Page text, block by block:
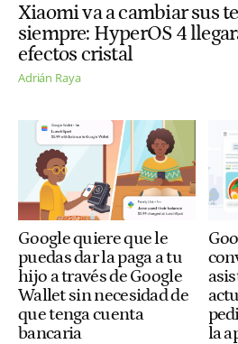
Xiaomi va a cambiar sus
siempre: HyperOS 4
efectos cristal
Adrián Raya
Google quiere que le
puedas dar la paga a tu
hijo a través de Google
Wallet sin necesidad de
que tenga cuenta
bancaria
la